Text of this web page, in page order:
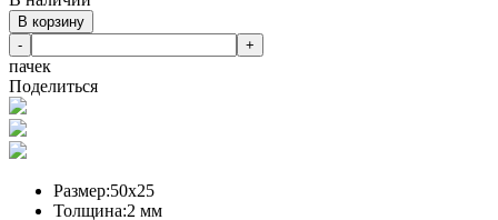
В корзину
-
+
пачек
Поделиться
Размер:50х25
Толщина:2 мм